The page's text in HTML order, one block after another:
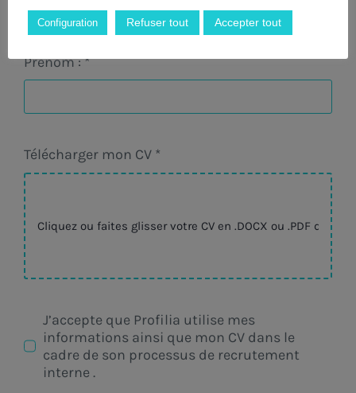
Prénom :*
Télécharger mon CV *
J’accepte que Profilia utilise mes
informations ainsi que mon CV dans le
cadre de son processus de recrutement
interne .
Configuration Refuser tout Accepter tout